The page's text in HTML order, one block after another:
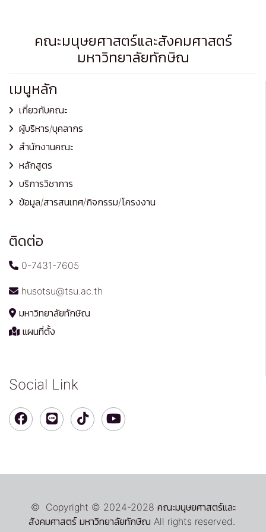
คณะมนุษยศาสตร์และสังคมศาสตร์
มหาวิทยาลัยทักษิณ
เมนูหลัก
เกี่ยวกับคณะ
ผู้บริหาร/บุคลากร
สำนักงานคณะ
หลักสูตร
บริการวิชาการ
ข้อมูล/สารสนเทศ/กิจกรรม/โครงงาน
ติดต่อ
0-7431-7605
husotsu@tsu.ac.th
มหาวิทยาลัยทักษิณ
แผนที่ตั้ง
Social Link
© Copyright © 2024-2028 คณะมนุษยศาสตร์และ
สังคมศาสตร์ มหาวิทยาลัยทักษิณ All rights reserved.